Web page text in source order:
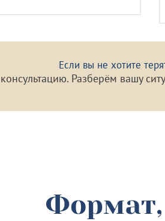
Если вы не хотите
Разберём вашу
Формат,